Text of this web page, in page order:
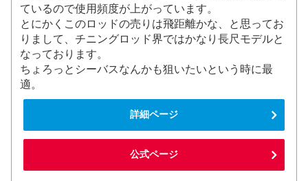
ているので使用頻度が上がっています。
とにかくこのロッドの売りは飛距離かな、と思ってお
りまして、チニングロッド界ではかなり長尺モデルと
なっております。
ちょろっとシーバスなんかも狙いたいという時に最
適。
詳細ページ
公式ページ